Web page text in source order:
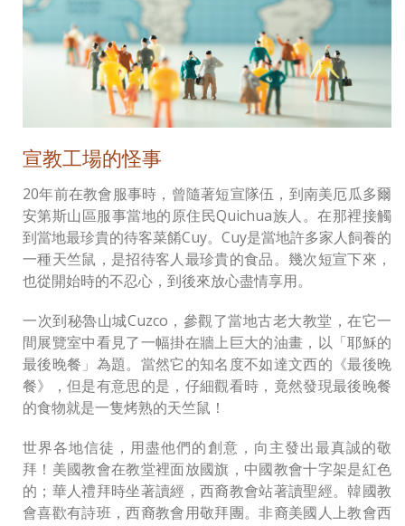
宣教工場的怪事
20年前在教會服事時，曾隨著短宣隊伍，到南美厄瓜多爾
安第斯山區服事當地的原住民Quichua族人。在那裡接觸
到當地最珍貴的待客菜餚Cuy。Cuy是當地許多家人飼養的
一種天竺鼠，是招待客人最珍貴的食品。幾次短宣下來，
也從開始時的不忍心，到後來放心盡情享用。
一次到秘魯山城Cuzco，參觀了當地古老大教堂，在它一
間展覽室中看見了一幅掛在牆上巨大的油畫，以「耶穌的
最後晚餐」為題。當然它的知名度不如達文西的《最後晚
餐》，但是有意思的是，仔細觀看時，竟然發現最後晚餐
的食物就是一隻烤熟的天竺鼠！
世界各地信徒，用盡他們的創意，向主發出最真誠的敬
拜！美國教會在教堂裡面放國旗，中國教會十字架是紅色
的；華人禮拜時坐著讀經，西裔教會站著讀聖經。韓國教
會喜歡有詩班，西裔教會用敬拜團。非裔美國人上教會西